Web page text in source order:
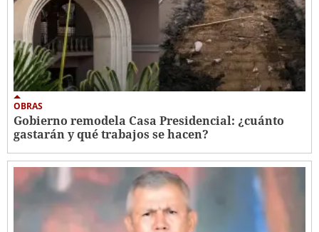
OBRAS
Gobierno remodela Casa Presidencial: ¿cuánto
gastarán y qué trabajos se hacen?